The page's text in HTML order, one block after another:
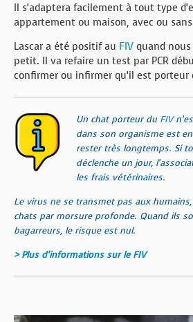
Il s’adaptera facilement à tout type
appartement ou maison, avec ou
Lascar a été positif au FIV quand
petit. Il va refaire un test par PCR
confirmer ou infirmer qu’il est porteur
Un chat porteur du FIV
dans son organisme est
rester très longtemps. Si
déclenche un jour,
les frais vétérinaires.
Le virus ne se transmet pas aux
chats par morsure profonde. Quand ils
bagarreurs, le risque est nul.
> Plus d’informations sur le FIV